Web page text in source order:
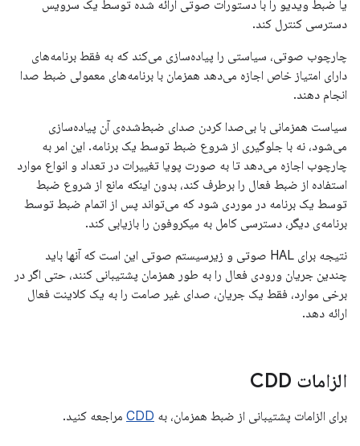
یا ضبط ویدیو را با دستورات صوتی ارائه شده توسط یک سرویس
دسترسی کنترل کند.
چارچوب صوتی، سیاستی را پیاده‌سازی می‌کند که به فقط برنامه‌های
دارای امتیاز خاص اجازه می‌دهد همزمان با برنامه‌های معمولی ضبط صدا
انجام دهند.
سیاست همزمانی با بی‌صدا کردن صدای ضبط‌شده‌ی آن پیاده‌سازی
می‌شود، نه با جلوگیری از شروع ضبط توسط یک برنامه. این امر به
چارچوب اجازه می‌دهد تا به صورت پویا تغییرات در تعداد و انواع موارد
استفاده از ضبط فعال را برطرف کند، بدون اینکه مانع از شروع ضبط
توسط یک برنامه در موردی شود که می‌تواند پس از اتمام ضبط توسط
برنامه‌ی دیگر، دسترسی کامل به میکروفون را بازیابی کند.
نتیجه برای HAL صوتی و زیرسیستم صوتی این است که آنها باید
چندین جریان ورودی فعال را به طور همزمان پشتیبانی کنند، حتی اگر در
برخی موارد، فقط یک جریان، صدای غیر صامت را به یک کلاینت فعال
ارائه دهد.
الزامات CDD
برای الزامات پشتیبانی از ضبط همزمان، به CDD مراجعه کنید.